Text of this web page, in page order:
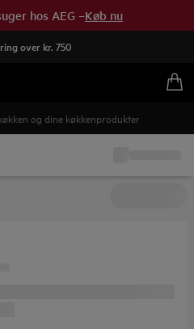
hos AEG –Køb nu
over kr. 750
og dine køkkenprodukter